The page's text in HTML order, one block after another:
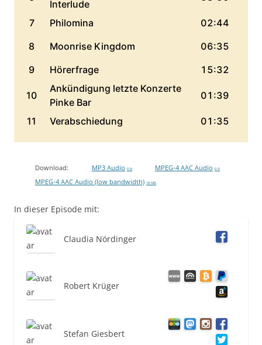
Download: MP3 Audio 0 B MPEG-4 AAC Audio 0 B
MPEG-4 AAC Audio (low bandwidth) 18 MB
In dieser Episode mit:
Claudia Nördinger
Robert Krüger
Stefan Giesbert